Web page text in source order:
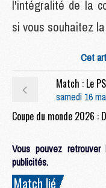
l'intégralité de la
si vous souhaitez
Cet
samedi 16
Vous pouvez
publicités.
Match lié